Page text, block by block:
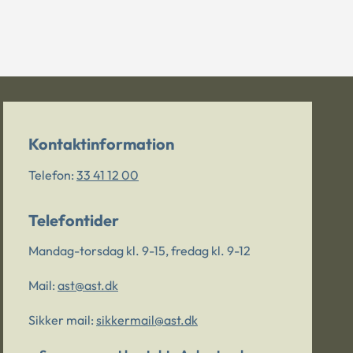
Kontaktinformation
Telefon: 33 41 12 00
Telefontider
Mandag-torsdag kl. 9-15, fredag kl. 9-12
Mail: ast@ast.dk
Sikker mail: sikkermail@ast.dk